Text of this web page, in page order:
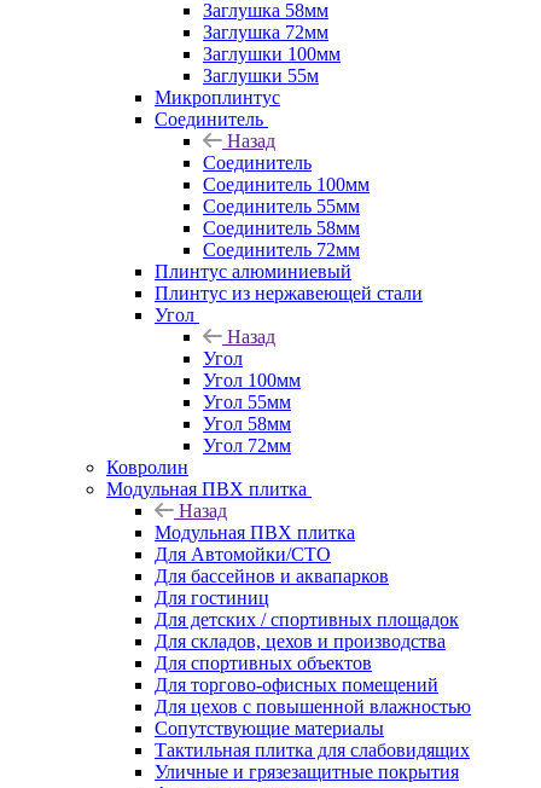
Заглушка 58мм
Заглушка 72мм
Заглушки 100мм
Заглушки 55м
Микроплинтус
Соединитель
Назад
Соединитель
Соединитель 100мм
Соединитель 55мм
Соединитель 58мм
Соединитель 72мм
Плинтус алюминиевый
Плинтус из нержавеющей стали
Угол
Назад
Угол
Угол 100мм
Угол 55мм
Угол 58мм
Угол 72мм
Ковролин
Модульная ПВХ плитка
Назад
Модульная ПВХ плитка
Для Автомойки/СТО
Для бассейнов и аквапарков
Для гостиниц
Для детских / спортивных площадок
Для складов, цехов и производства
Для спортивных объектов
Для торгово-офисных помещений
Для цехов с повышенной влажностью
Сопутствующие материалы
Тактильная плитка для слабовидящих
Уличные и грязезащитные покрытия